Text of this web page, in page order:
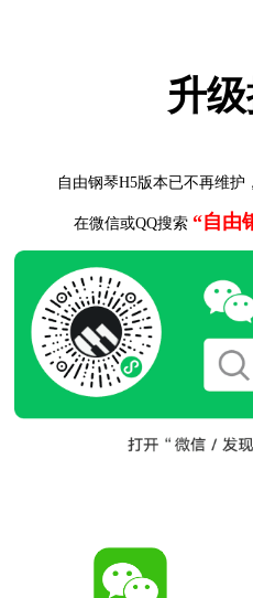
升
自由钢琴H5版本已不再维护
在微信或QQ搜索 “自由